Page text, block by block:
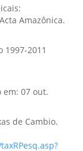
Amazônica.
1997-2011
em: 07 out.
de Cambio.